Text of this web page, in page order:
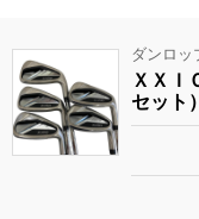
ダンロッ
ＸＸＩ
セット）